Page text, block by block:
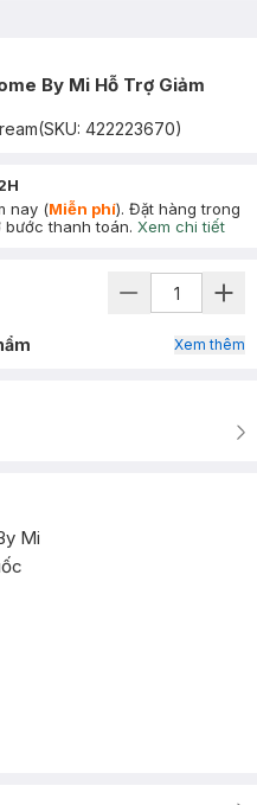
By Mi Hỗ Trợ Giảm
(SKU: 422223670)
nay (Miễn phí). Đặt hàng trong
bước thanh toán. Xem chi tiết
Xem thêm
Mi